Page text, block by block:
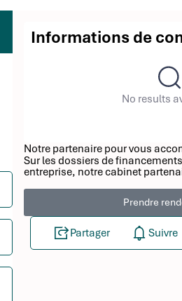
Informations de
No results
Notre partenaire pour vous
Sur les dossiers de
entreprise, notre cabinet
Prendre
Partager Suivre